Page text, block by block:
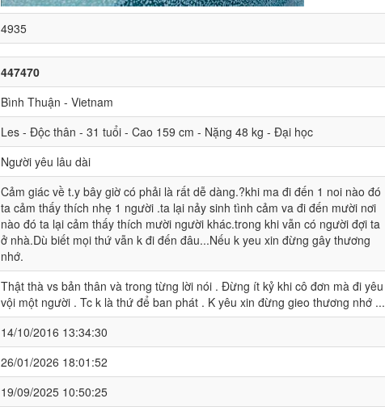
4935
447470
Bình Thuận - Vietnam
Les - Độc thân - 31 tuổi - Cao 159 cm - Nặng 48 kg - Đại học
Người yêu lâu dài
Cảm giác về t.y bây giờ có phải là rất dễ dàng.?khi ma đi đến 1 noi nào đó
ta cảm thấy thích nhẹ 1 người .ta lại nảy sinh tình cảm va đi đến mười nơi
nào đó ta lại cảm thấy thích mười người khác.trong khi vẫn có người đợi ta
ở nhà.Dù biết mọi thứ vẫn k đi đến đâu...Nếu k yeu xin đừng gây thương
nhớ.
Thật thà vs bản thân và trong từng lời nói . Đừng ít kỷ khi cô đơn mà đi yêu
vội một người . Tc k là thứ để ban phát . K yêu xin đừng gieo thương nhớ ...
14/10/2016 13:34:30
26/01/2026 18:01:52
19/09/2025 10:50:25